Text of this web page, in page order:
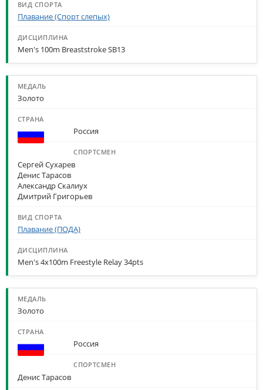
Плавание (Спорт слепых)
Men's 100m Breaststroke SB13
Золото
Россия
Сергей Сухарев
Денис Тарасов
Александр Скалиух
Дмитрий Григорьев
Плавание (ПОДА)
Men's 4x100m Freestyle Relay 34pts
Золото
Россия
Денис Тарасов